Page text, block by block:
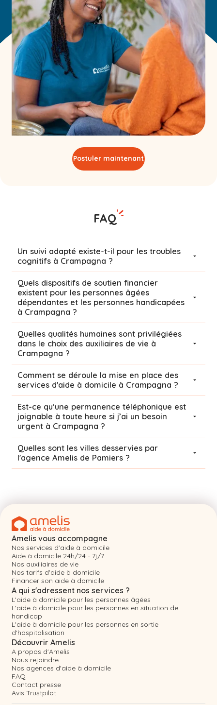
Postuler maintenant
FAQ
Un suivi adapté existe-t-il pour les troubles
cognitifs à Crampagna ?
Quels dispositifs de soutien financier
existent pour les personnes âgées
dépendantes et les personnes handicapées
à Crampagna ?
Quelles qualités humaines sont privilégiées
dans le choix des auxiliaires de vie à
Crampagna ?
Comment se déroule la mise en place des
services d'aide à domicile à Crampagna ?
Est-ce qu’une permanence téléphonique est
joignable à toute heure si j’ai un besoin
urgent à Crampagna ?
Quelles sont les villes desservies par
l'agence Amelis de Pamiers ?
Amelis vous accompagne
Nos services d'aide à domicile
Aide à domicile 24h/24 - 7j/7
Nos auxiliaires de vie
Nos tarifs d'aide à domicile
Financer son aide à domicile
A qui s'adressent nos services ?
L'aide à domicile pour les personnes âgées
L'aide à domicile pour les personnes en situation de
handicap
L'aide à domicile pour les personnes en sortie
d'hospitalisation
Découvrir Amelis
A propos d'Amelis
Nous rejoindre
Nos agences d'aide à domicile
FAQ
Contact presse
Avis Trustpilot